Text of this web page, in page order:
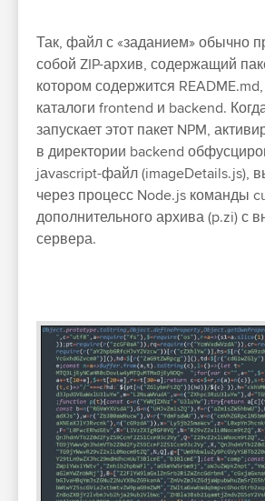
Так, файл с «заданием» обычно
собой ZIP-архив, содержащий
котором содержится
каталоги frontend и backend.
запускает этот пакет NPM,
в директории backend
jаvascript-файл (imageDetails.js),
через процесс Node.js команды
дополнительного архива (p.zi) с
сервера.